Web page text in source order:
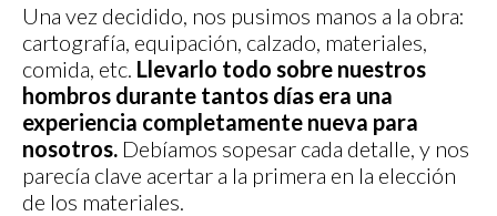
Una vez decidido, nos pusimos manos a la obra:
cartografía, equipación, calzado, materiales,
comida, etc. Llevarlo todo sobre nuestros
hombros durante tantos días era una
experiencia completamente nueva para
nosotros. Debíamos sopesar cada detalle, y nos
parecía clave acertar a la primera en la elección
de los materiales.